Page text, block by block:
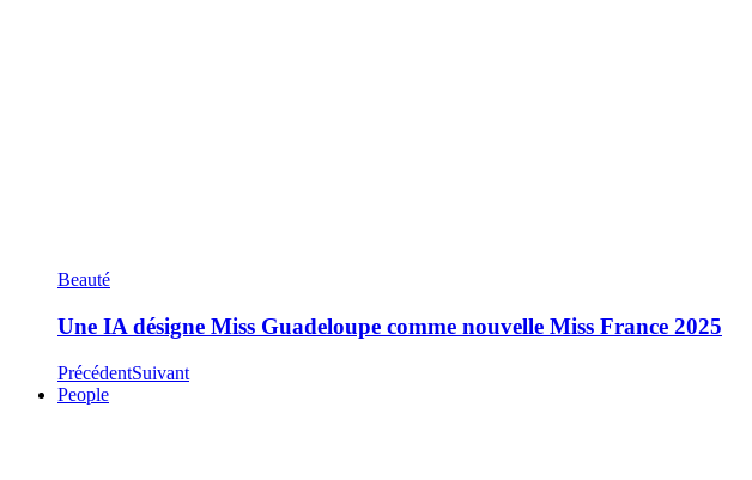
Beauté
Une IA désigne Miss Guadeloupe comme nouvelle Miss France 2025
PrécédentSuivant
People